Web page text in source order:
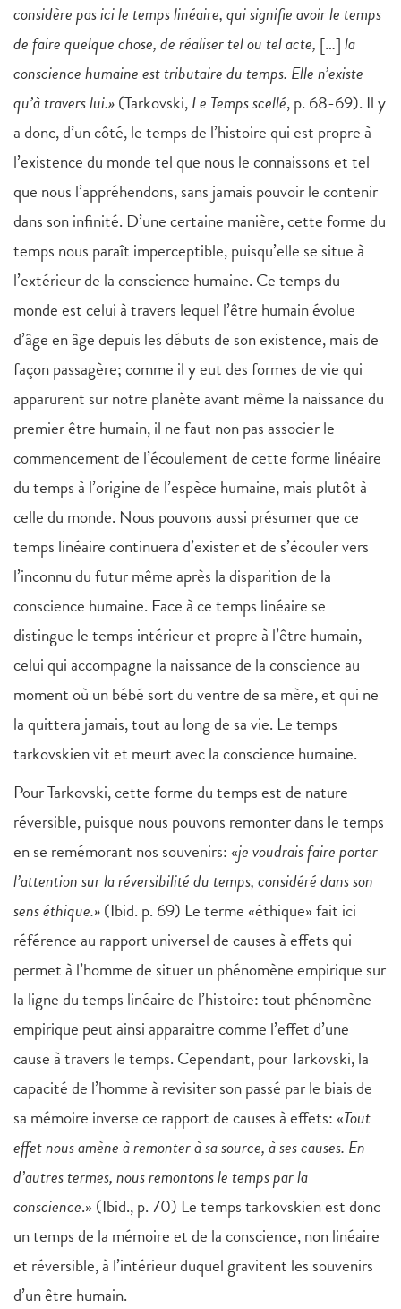
considère pas ici le temps linéaire, qui signifie avoir le temps
de faire quelque chose, de réaliser tel ou tel acte, […]la
conscience humaine est tributaire du temps. Elle n’existe
qu’à travers lui.»(Tarkovski,Le Temps scellé, p. 68-69). Il y
a donc, d’un côté, le temps de l’histoire qui est propre à
l’existence du monde tel que nous le connaissons et tel
que nous l’appréhendons, sans jamais pouvoir le contenir
dans son infinité. D’une certaine manière, cette forme du
temps nous paraît imperceptible, puisqu’elle se situe à
l’extérieur de la conscience humaine. Ce temps du
monde est celui à travers lequel l’être humain évolue
d’âge en âge depuis les débuts de son existence, mais de
façon passagère; comme il y eut des formes de vie qui
apparurent sur notre planète avant même la naissance du
premier être humain, il ne faut non pas associer le
commencement de l’écoulement de cette forme linéaire
du temps à l’origine de l’espèce humaine, mais plutôt à
celle du monde. Nous pouvons aussi présumer que ce
temps linéaire continuera d’exister et de s’écouler vers
l’inconnu du futur même après la disparition de la
conscience humaine. Face à ce temps linéaire se
distingue le temps intérieur et propre à l’être humain,
celui qui accompagne la naissance de la conscience au
moment où un bébé sort du ventre de sa mère, et qui ne
la quittera jamais, tout au long de sa vie. Le temps
tarkovskien vit et meurt avec la conscience humaine.
Pour Tarkovski, cette forme du temps est de nature
réversible, puisque nous pouvons remonter dans le temps
en se remémorant nos souvenirs: «je voudrais faire porter
l’attention sur la réversibilité du temps, considéré dans son
sens éthique.»(Ibid. p. 69) Le terme «éthique» fait ici
référence au rapport universel de causes à effets qui
permet à l’homme de situer un phénomène empirique sur
la ligne du temps linéaire de l’histoire: tout phénomène
empirique peut ainsi apparaitre comme l’effet d’une
cause à travers le temps. Cependant, pour Tarkovski, la
capacité de l’homme à revisiter son passé par le biais de
sa mémoire inverse ce rapport de causes à effets: «Tout
effet nous amène à remonter à sa source, à ses causes. En
d’autres termes, nous remontons le temps par la
conscience.» (Ibid., p. 70) Le temps tarkovskien est donc
un temps de la mémoire et de la conscience, non linéaire
et réversible, à l’intérieur duquel gravitent les souvenirs
d’un être humain.